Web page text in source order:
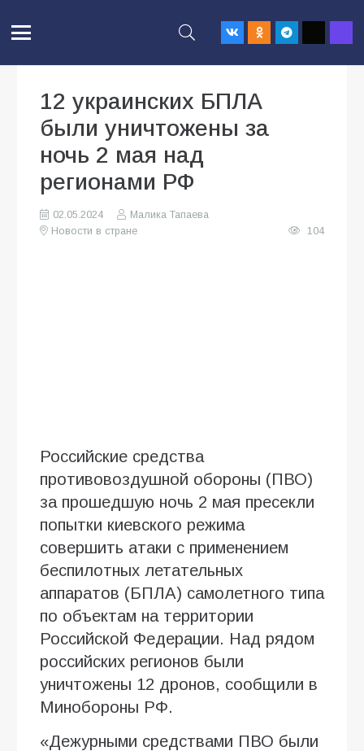
12 украинских БПЛА
были уничтожены за
ночь 2 мая над
регионами РФ
02.05.2024
Малика Тапаева
Новости в стране
104
Российские средства
противовоздушной обороны (ПВО)
за прошедшую ночь 2 мая пресекли
попытки киевского режима
совершить атаки с применением
беспилотных летательных
аппаратов (БПЛА) самолетного типа
по объектам на территории
Российской Федерации. Над рядом
российских регионов были
уничтожены 12 дронов, сообщили в
Минобороны РФ.
«Дежурными средствами ПВО были